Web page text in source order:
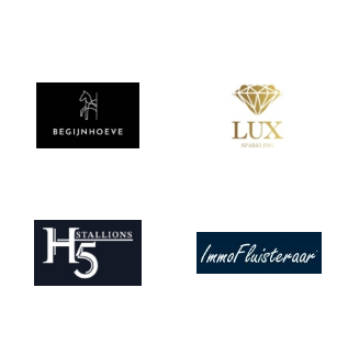
Afbeelding Afbeelding
Afbeelding Afbeelding